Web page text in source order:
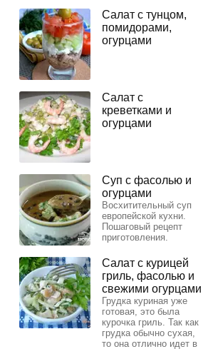
Салат с тунцом,
помидорами,
огурцами
Салат с
креветками и
огурцами
Суп с фасолью и
огурцами
Восхитительный суп
европейской кухни.
Пошаговый рецепт
приготовления.
Салат с курицей
гриль, фасолью и
свежими огурцами
Грудка куриная уже
готовая, это была
курочка гриль. Так как
грудка обычно сухая,
то она отлично идет в